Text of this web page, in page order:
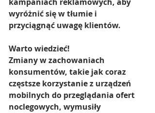
wyróżnić się w tłumie i
przyciągnąć uwagę klientów.
Warto wiedzieć!
Zmiany w zachowaniach
konsumentów, takie jak coraz
częstsze korzystanie z urządzeń
mobilnych do przeglądania ofert
noclegowych, wymusiły